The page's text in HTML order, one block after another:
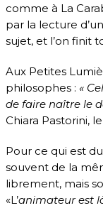
comme à La
par la lecture
sujet, et l’on finit
Aux Petites
philosophes : «
de faire naître le
Chiara Pastorini,
Pour ce qui est
souvent de la
librement, mais
«L’animateur est